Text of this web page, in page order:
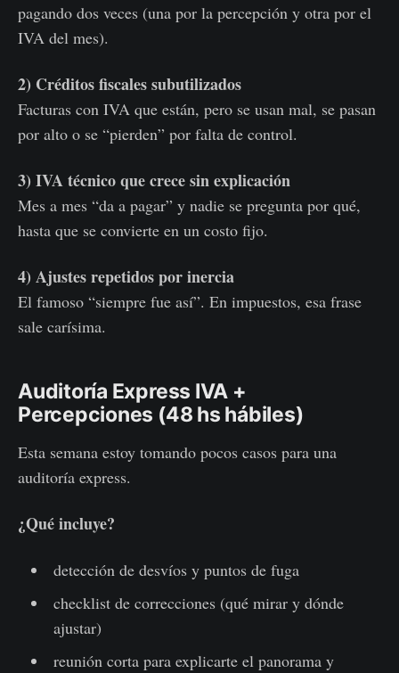
pagando dos veces (una por la percepción y otra por el
IVA del mes).
2) Créditos fiscales subutilizados
Facturas con IVA que están, pero se usan mal, se pasan
por alto o se “pierden” por falta de control.
3) IVA técnico que crece sin explicación
Mes a mes “da a pagar” y nadie se pregunta por qué,
hasta que se convierte en un costo fijo.
4) Ajustes repetidos por inercia
El famoso “siempre fue así”. En impuestos, esa frase
sale carísima.
Auditoría Express IVA +
Percepciones (48 hs hábiles)
Esta semana estoy tomando pocos casos para una
auditoría express.
¿Qué incluye?
detección de desvíos y puntos de fuga
checklist de correcciones (qué mirar y dónde
ajustar)
reunión corta para explicarte el panorama y